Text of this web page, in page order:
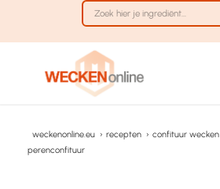
weckenonline.eu › recepten › confituur wecken
perenconfituur